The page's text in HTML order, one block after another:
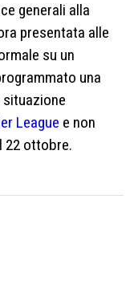
generali alla
presentata alle
su un
una
League e non
22 ottobre.